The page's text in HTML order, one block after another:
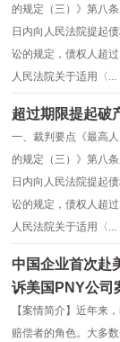
的规定（三）》第八
日内向人民法院提起
讼的规定，债权人超
人民法院关于适用〈...
超过期限提起破
一、裁判要点《最高
的规定（三）》第八
日内向人民法院提起
讼的规定，债权人超
人民法院关于适用〈...
中国企业首次
诉美国PNY公司
【案情简介】近年来
赔偿者的角色。大多